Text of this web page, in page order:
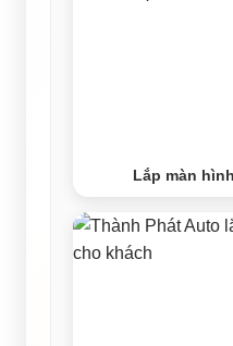
Lắp màn